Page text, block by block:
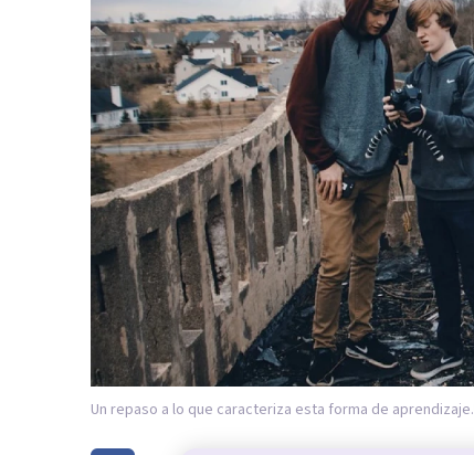
Un repaso a lo que caracteriza esta forma de aprendizaje.